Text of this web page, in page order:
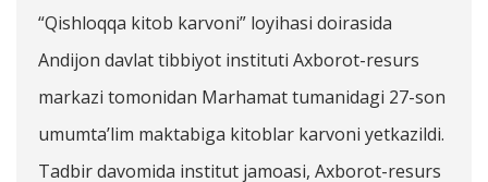
“Qishloqqa kitob karvoni” loyihasi doirasida
Andijon davlat tibbiyot instituti Axborot-resurs
markazi tomonidan Marhamat tumanidagi 27-son
umumta’lim maktabiga kitoblar karvoni yetkazildi.
Tadbir davomida institut jamoasi, Axborot-resurs